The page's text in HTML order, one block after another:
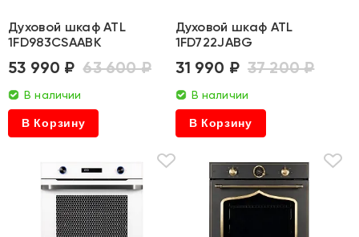
Духовой шкаф ATL
1FD983CSAABK
53 990 ₽ 63 600 ₽
В наличии
В Корзину
Духовой шкаф ATL
1FD722JABG
31 990 ₽ 37 200 ₽
В наличии
В Корзину